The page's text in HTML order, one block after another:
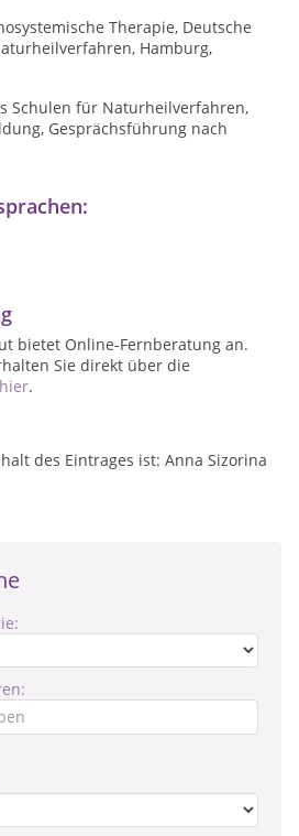
Therapie, Deutsche
Hamburg,
Schulen für Naturheilverfahren,
Gesprächsführung nach
bietet Online-Fernberatung an.
Sie direkt über die
.
des Eintrages ist: Anna Sizorina